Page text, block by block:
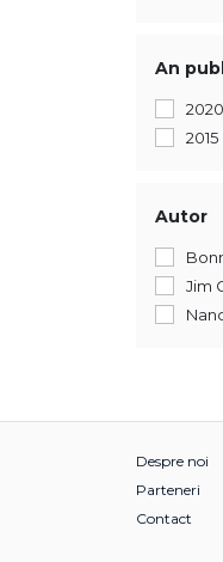
An
2020
2015
Autor
Jim
Despre noi
Parteneri
Contact